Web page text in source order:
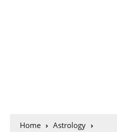
Home
Astrology